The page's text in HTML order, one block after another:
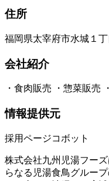
住所
福岡県太宰府市水城１丁
会社紹介
・食肉販売 ・惣菜販売
情報提供元
採用ページコボット
株式会社九州児湯フー
らなる児湯食鳥グルー